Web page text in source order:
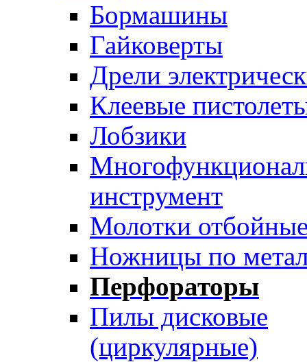
Бормашины
Гайковерты
Дрели
Клеевые
Лобзики
инструмент
Молотки
Ножницы по
Перфораторы
Пилы дисковые
(циркулярные)